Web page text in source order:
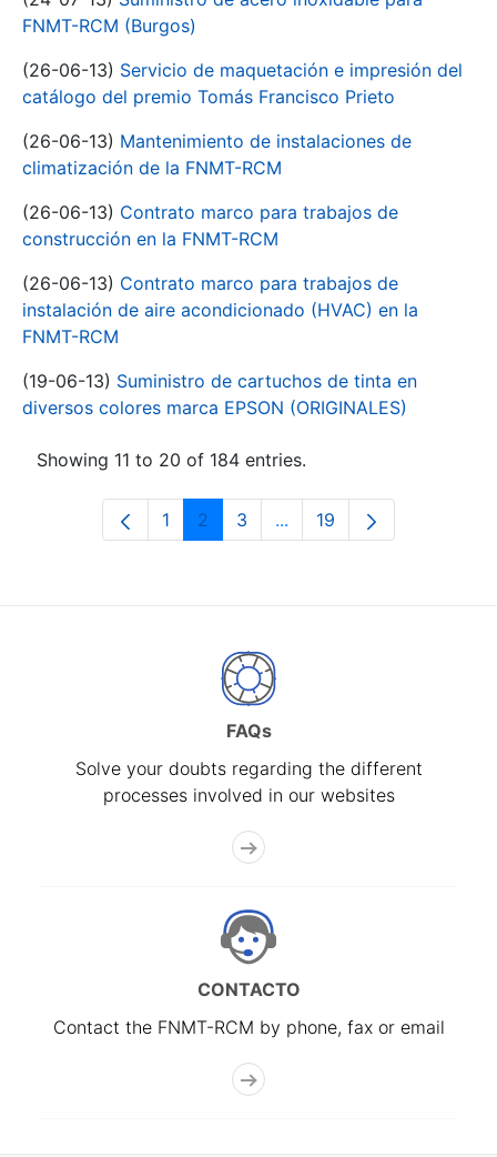
FNMT-RCM (Burgos)
(26-06-13) Servicio de maquetación e impresión del
catálogo del premio Tomás Francisco Prieto
(26-06-13) Mantenimiento de instalaciones de
climatización de la FNMT-RCM
(26-06-13) Contrato marco para trabajos de
construcción en la FNMT-RCM
(26-06-13) Contrato marco para trabajos de
instalación de aire acondicionado (HVAC) en la
FNMT-RCM
(19-06-13) Suministro de cartuchos de tinta en
diversos colores marca EPSON (ORIGINALES)
Showing 11 to 20 of 184 entries.
Page
1 Page
2 Page
3 ...Intermediate Pages Use
Page
19
FAQs
Solve your doubts regarding the different
processes involved in our websites
CONTACTO
Contact the FNMT-RCM by phone, fax or email